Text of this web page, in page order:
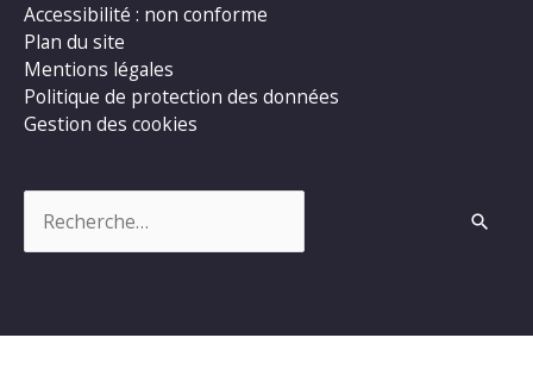
Accessibilité : non conforme
Plan du site
Mentions légales
Politique de protection des données
Gestion des cookies